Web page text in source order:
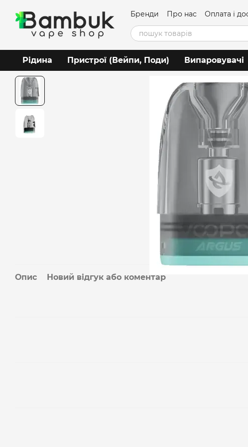
Бренди Про нас Оплата і
Угода користувача
Рідина Пристрої (Вейпи, Поди) Випаровувачі
Опис Новий відгук або коментар